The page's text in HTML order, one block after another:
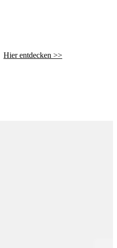
Hier entdecken >>